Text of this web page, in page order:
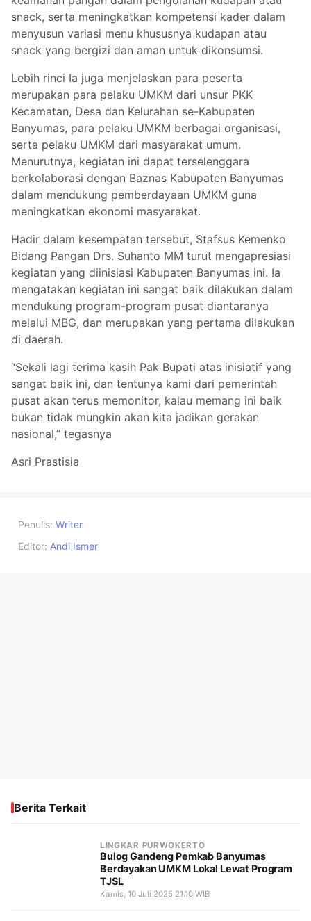
snack, serta meningkatkan kompetensi kader dalam
menyusun variasi menu khususnya kudapan atau
snack yang bergizi dan aman untuk dikonsumsi.
Lebih rinci Ia juga menjelaskan para peserta
merupakan para pelaku UMKM dari unsur PKK
Kecamatan, Desa dan Kelurahan se-Kabupaten
Banyumas, para pelaku UMKM berbagai organisasi,
serta pelaku UMKM dari masyarakat umum.
Menurutnya, kegiatan ini dapat terselenggara
berkolaborasi dengan Baznas Kabupaten Banyumas
dalam mendukung pemberdayaan UMKM guna
meningkatkan ekonomi masyarakat.
Hadir dalam kesempatan tersebut, Stafsus Kemenko
Bidang Pangan Drs. Suhanto MM turut mengapresiasi
kegiatan yang diinisiasi Kabupaten Banyumas ini. Ia
mengatakan kegiatan ini sangat baik dilakukan dalam
mendukung program-program pusat diantaranya
melalui MBG, dan merupakan yang pertama dilakukan
di daerah.
“Sekali lagi terima kasih Pak Bupati atas inisiatif yang
sangat baik ini, dan tentunya kami dari pemerintah
pusat akan terus memonitor, kalau memang ini baik
bukan tidak mungkin akan kita jadikan gerakan
nasional,” tegasnya
Asri Prastisia
Penulis: Writer
Editor: Andi Ismer
Berita Terkait
LINGKAR PURWOKERTO
Bulog Gandeng Pemkab Banyumas
Berdayakan UMKM Lokal Lewat Program
TJSL
Kamis, 10 Juli 2025 21.10 WIB